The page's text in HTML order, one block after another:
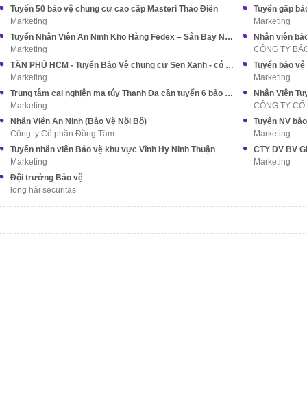
Tuyển 50 bảo vệ chung cư cao cấp Masteri Thảo Điền
Marketing
Tuyển gấp
Marketing
Tuyển Nhân Viên An Ninh Kho Hàng Fedex – Sân Bay Nội Bài
Marketing
Nhân viên
CÔNG TY
TÂN PHÚ HCM - Tuyển Bảo Vệ chung cư Sen Xanh - có nhà đội Free
Marketing
Marketing
Trung tâm cai nghiện ma túy Thanh Đa cần tuyển 6 bảo vệ Nam Nữ
Marketing
Nhân Viên
CÔNG TY
Nhân Viên An Ninh (Bảo Vệ Nội Bộ)
Công ty Cổ phần Đồng Tâm
Tuyển NV
Marketing
Tuyển nhân viên Bảo vệ khu vực Vĩnh Hy Ninh Thuận
Marketing
Marketing
Đội trưởng Bảo vệ
long hải securitas